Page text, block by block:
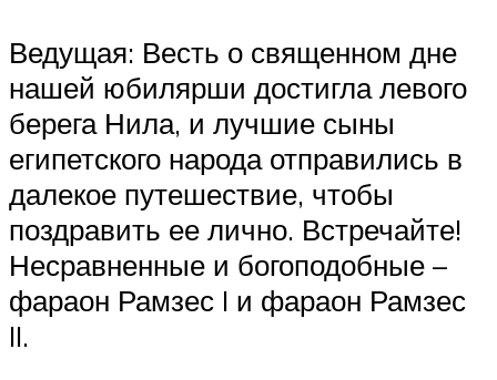
Ведущая: Весть о священном дне
нашей юбилярши достигла левого
берега Нила, и лучшие сыны
египетского народа отправились в
далекое путешествие, чтобы
поздравить ее лично. Встречайте!
Несравненные и богоподобные –
фараон Рамзес I и фараон Рамзес
II.